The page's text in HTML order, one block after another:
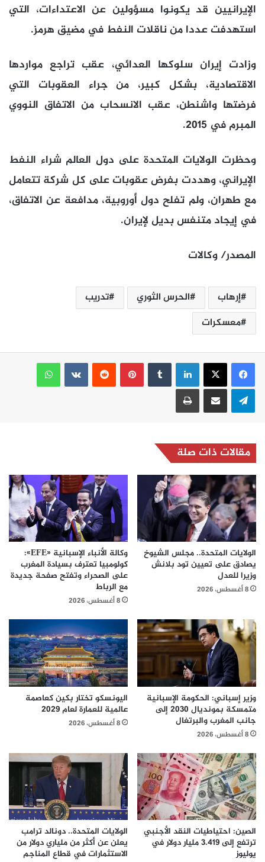
الإيرانيين قد يكونوا مسؤولين عن الاعتداءات، التي
استهدفت عددا من ناقلات النفط في مضيق هرمز.
وزادت إيران سلوكها العدائي، عقب تراجع مواردها
الاقتصادية، بشكل كبير، من جراء العقوبات التي
فرضتها واشنطن، عقب الانسحاب من الاتفاق النووي
المبرم في 2015.
وحظرت الولايات المتحدة على دول العالم شراء النفط
الإيراني، وهددت بفرض عقوبات على كل شركة تتعامل
مع طهران، ولم تفلح دول أوروبية، مدافعة عن الاتفاق،
في إيجاد متنفس بديل لإيران.
المصدر/ وكالات
إرهاب الحرس الثوري
تدريب
معسكرات
لينكدإن بينتيريست
واتساب
تيلقرام مشاركة عبر البريد طباعة
مقالات ذات صلة
الولايات المتحدة.. مجلس الشيوخ
يصادق على تعيين تود بلانش
وزيرا للعدل
8 أغسطس، 2026
وكالة الأنباء الإسبانية «EFE»:
كولومبيا تعترف بسيادة المغرب
على الصحراء وتفتح صفحة جديدة
مع الرباط
8 أغسطس، 2026
وزير إسباني: الحكومة الإسبانية
متمسكة بمونديال 2030 إلى
جانب المغرب والبرتغال
8 أغسطس، 2026
اليونسكو تختار بكين كعاصمة
عالمية للعمارة لعام 2029
8 أغسطس، 2026
الصين: احتياطيات النقد الأجنبي
ترتفع إلى 3.419 مليار دولار في
يوليوز
الولايات المتحدة.. دونالد ترامب
يعلن عن أكثر من ملياري دولار من
الاستثمارات في قطاع المناجم